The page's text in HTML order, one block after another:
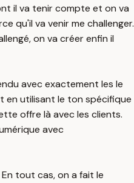
il va tenir compte et on va
qu'il va venir me challenger.
on va créer enfin il
avec exactement les le
en utilisant le ton spécifique
offre là avec les clients.
avec
tout cas, on a fait le